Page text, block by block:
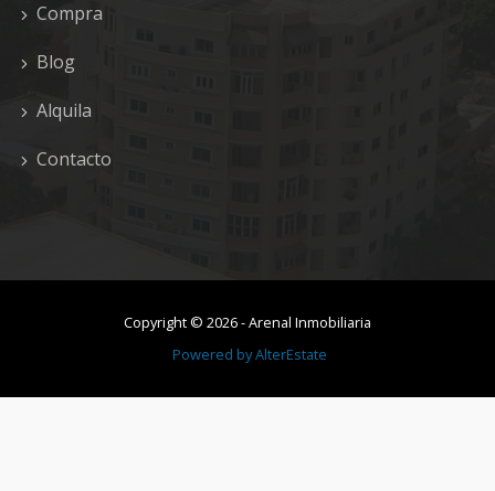
Compra
Blog
Alquila
Contacto
Copyright © 2026-Arenal Inmobiliaria
Powered byAlterEstate